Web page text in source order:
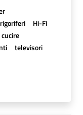
Hi-Fi
televisori